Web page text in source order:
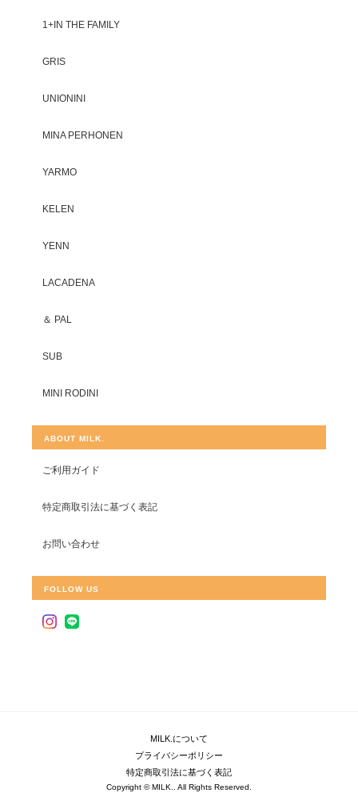
1+IN THE FAMILY
GRIS
UNIONINI
MINA PERHONEN
YARMO
KELEN
YENN
LACADENA
＆ PAL
SUB
MINI RODINI
ABOUT MILK.
ご利用ガイド
特定商取引法に基づく表記
お問い合わせ
FOLLOW US
MILK.について
プライバシーポリシー
特定商取引法に基づく表記
Copyright © MILK.. All Rights Reserved.